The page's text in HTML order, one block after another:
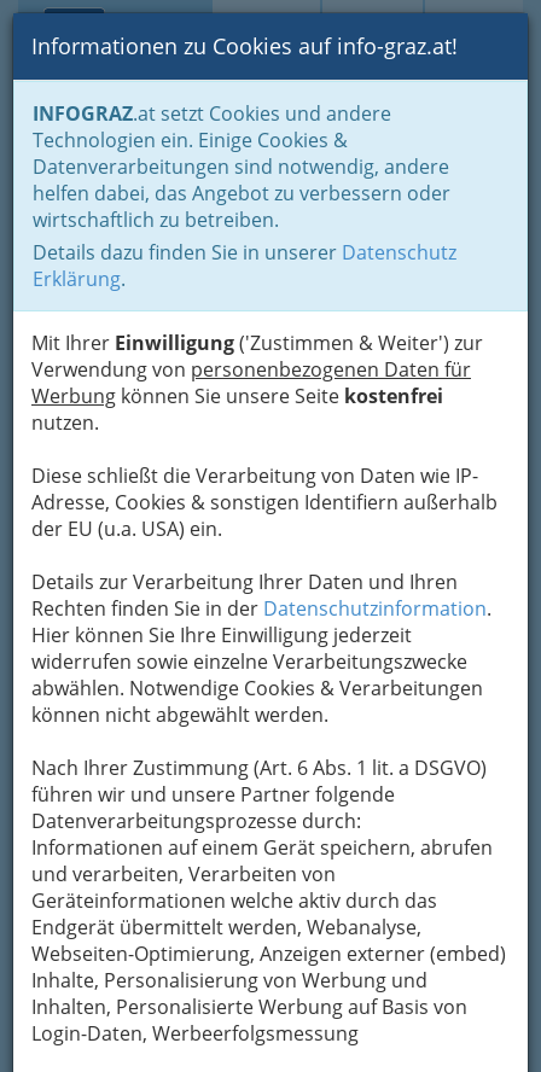
Suche Login Toggle
Informationen zu Cookies auf info-graz.at!
INFOGRAZ.at setzt Cookies und andere
Technologien ein. Einige Cookies &
Datenverarbeitungen sind notwendig, andere
helfen dabei, das Angebot zu verbessern oder
wirtschaftlich zu betreiben.
Details dazu finden Sie in unserer Datenschutz
Erklärung.
Mit Ihrer Einwilligung('Zustimmen & Weiter') zur
Verwendung von personenbezogenen Daten für
Werbung können Sie unsere Seite kostenfrei
nutzen.
Diese schließt die Verarbeitung von Daten wie IP-
Adresse, Cookies & sonstigen Identifiern außerhalb
der EU (u.a. USA) ein.
Details zur Verarbeitung Ihrer Daten und Ihren
Rechten finden Sie in der Datenschutzinformation.
Hier können Sie Ihre Einwilligung jederzeit
widerrufen sowie einzelne Verarbeitungszwecke
abwählen. Notwendige Cookies & Verarbeitungen
können nicht abgewählt werden.
Nach Ihrer Zustimmung (Art. 6 Abs. 1 lit. a DSGVO)
führen wir und unsere Partner folgende
Datenverarbeitungsprozesse durch:
Informationen auf einem Gerät speichern, abrufen
und verarbeiten, Verarbeiten von
Geräteinformationen welche aktiv durch das
Endgerät übermittelt werden, Webanalyse,
Webseiten-Optimierung, Anzeigen externer (embed)
Inhalte, Personalisierung von Werbung und
Inhalten, Personalisierte Werbung auf Basis von
Login-Daten, Werbeerfolgsmessung
Home Branchen
Acitvia Gebäudereinigung
Sporgasse 25, 8010 Graz
+43 316 816 800
+43 316 811 606 - 15
Karte
Kontaktaufnahme
Um die Info-Graz Firmenvor Spam-Mails zu
bewahren, verwenden wir an dieser Stelle zur
Übermittlung Ihrer Nachricht ein sicheres
Formular. Ihre Nachricht wird nach dem
Absenden umgehend per Mail an das
Unternehmen Acitvia Gebäudereinigung
Mein Name
Meine Email Adresse
Mein Betreff
Meine Nachricht